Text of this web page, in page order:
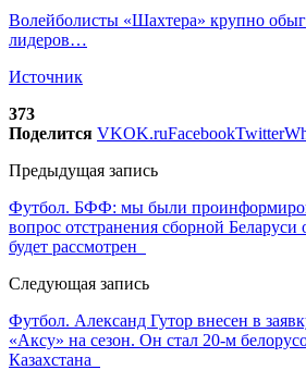
Волейболисты «Шахтера» крупно
лидеров…
Источник
373
Поделится VKOK.ruFacebookTwitter
Предыдущая запись
Футбол. БФФ: мы были
вопрос отстранения сборной Беларуси
будет рассмотрен
Следующая запись
Футбол. Александ Гутор внесен в
«Аксу» на сезон. Он стал 20-м
Казахстана